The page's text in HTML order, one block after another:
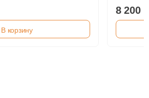
В корзину
8 200